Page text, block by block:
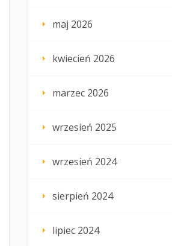
maj 2026
kwiecień 2026
marzec 2026
wrzesień 2025
wrzesień 2024
sierpień 2024
lipiec 2024